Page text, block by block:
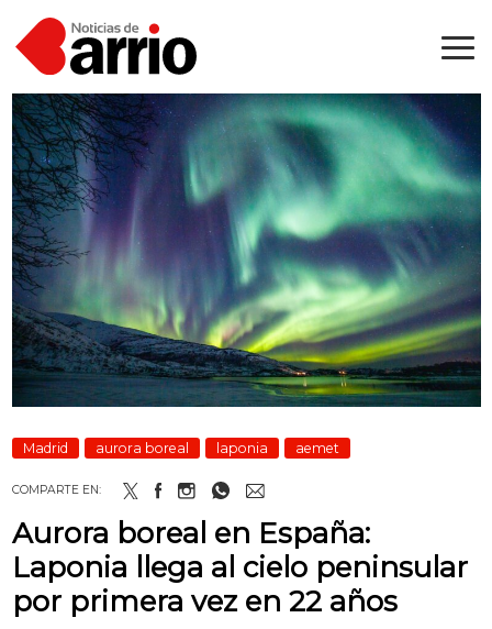
Madrid aurora boreal laponia aemet
COMPARTE EN:
Aurora boreal en España:
Laponia llega al cielo peninsular
por primera vez en 22 años